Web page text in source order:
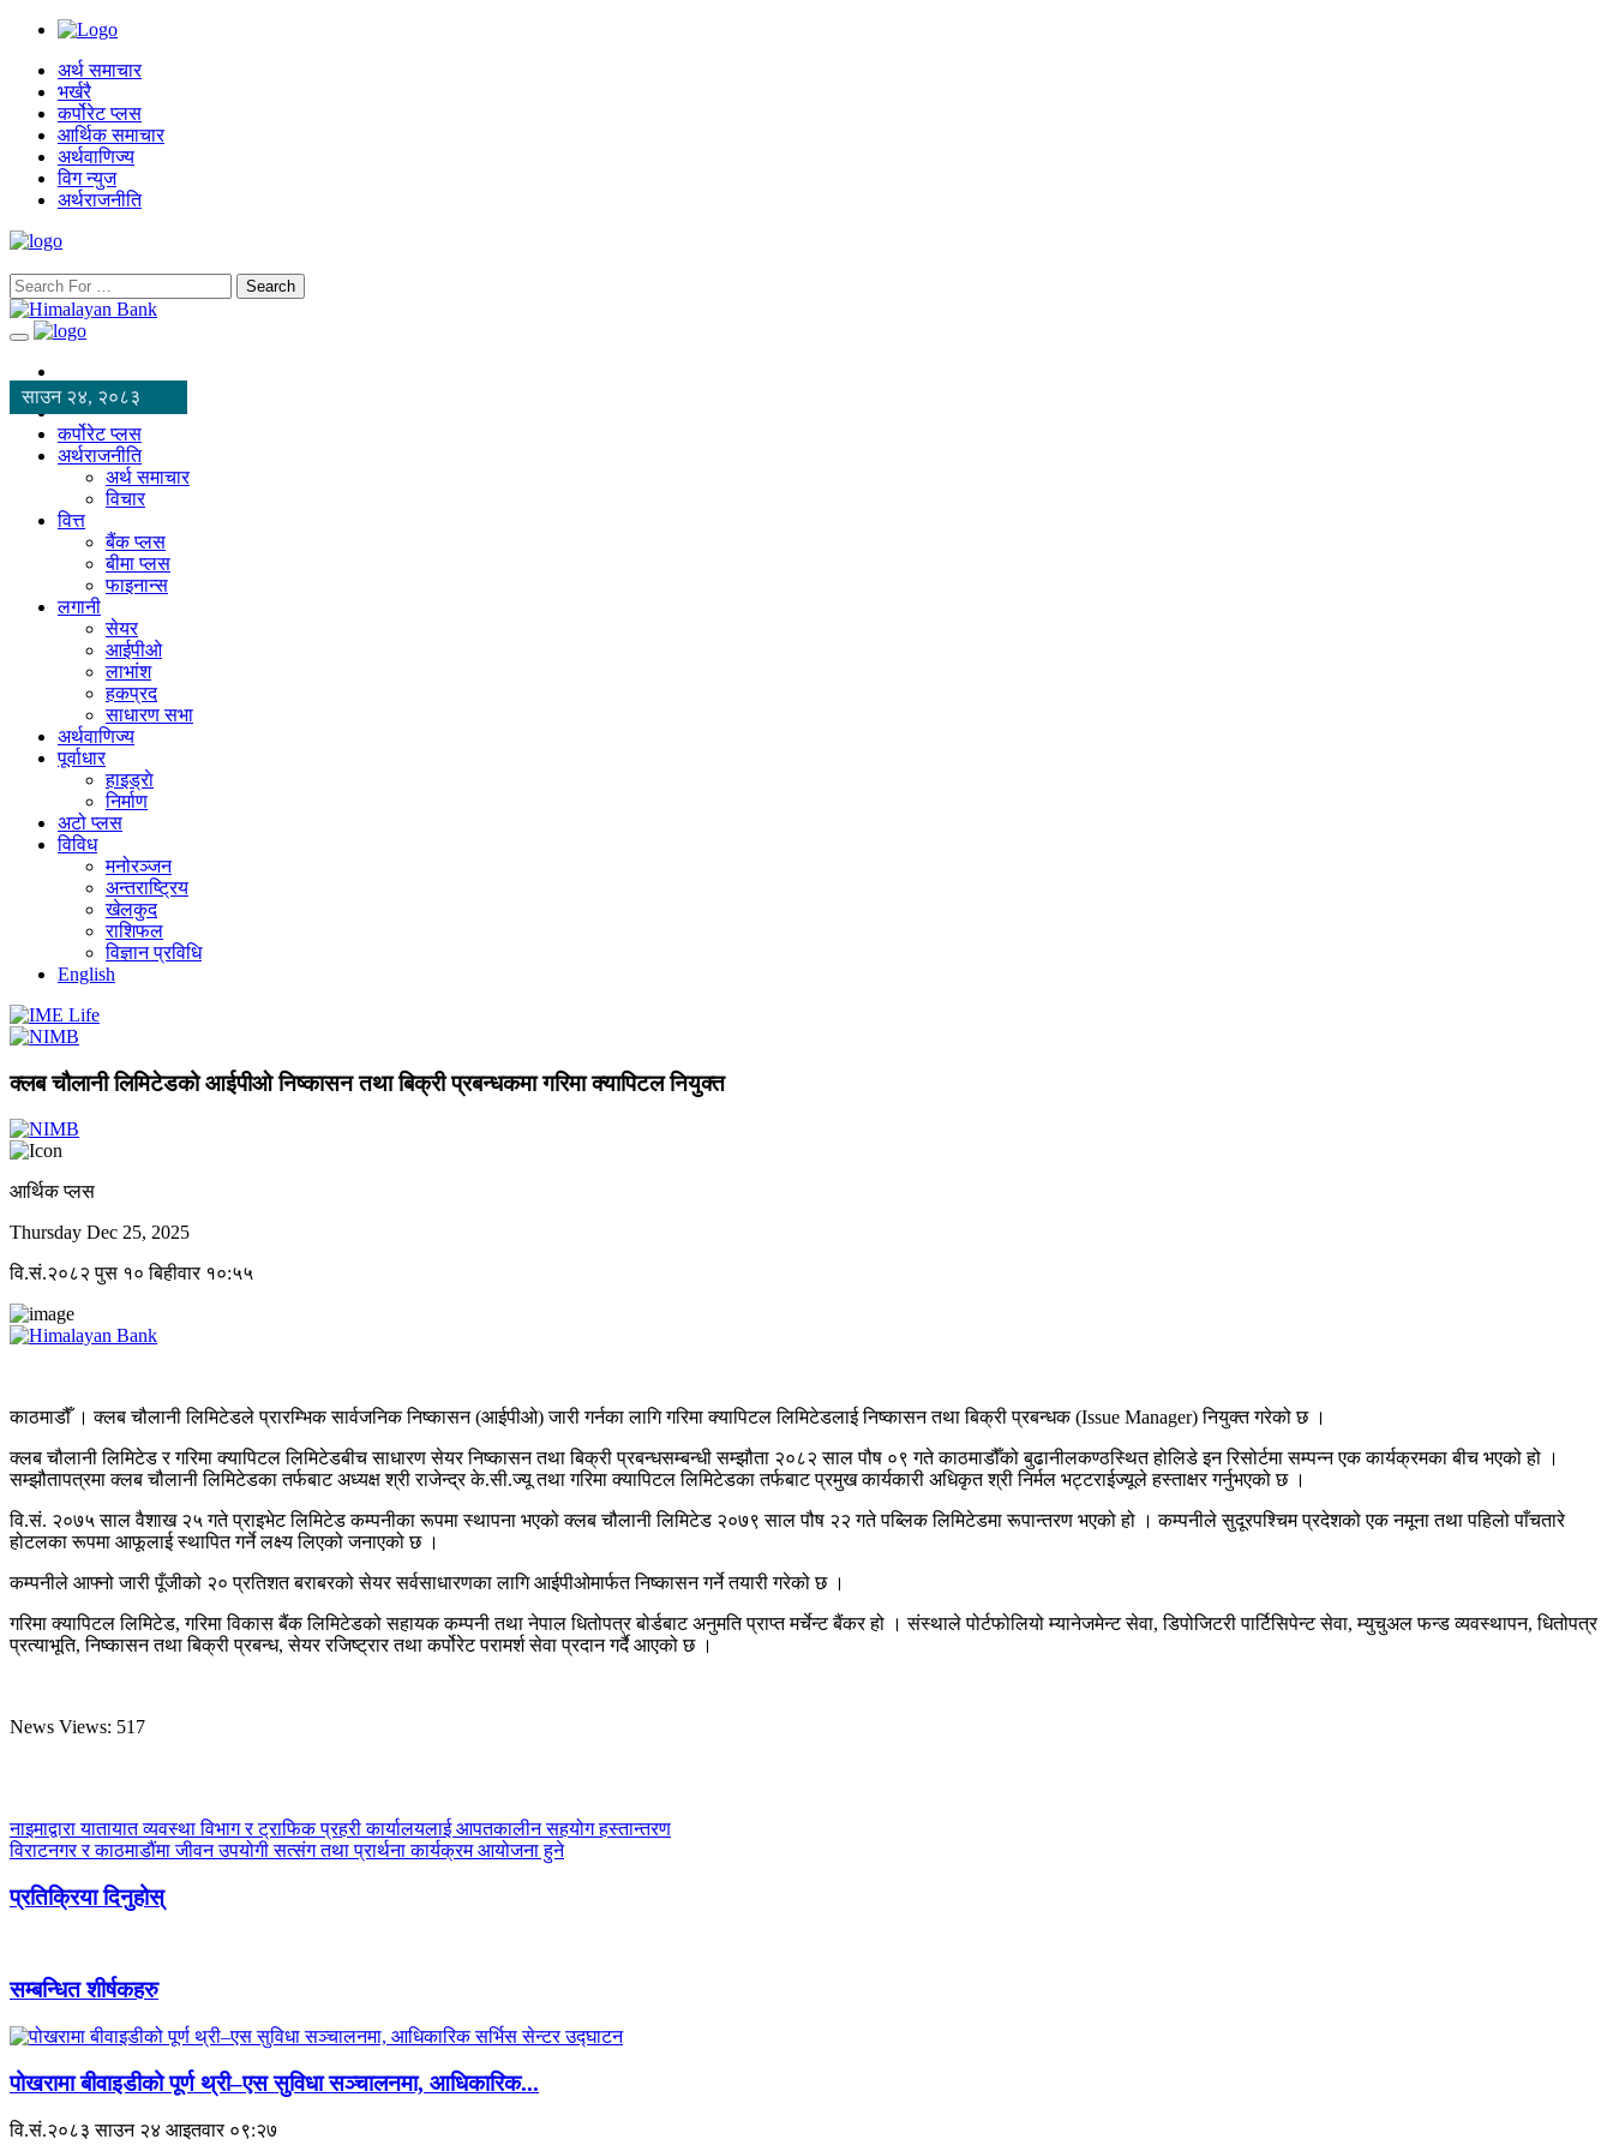
अर्थ समाचार
भर्खरै
कर्पोरेट प्लस
आर्थिक समाचार
अर्थवाणिज्य
विग न्युज
अर्थराजनीति
Search
साउन २४, २०८३
कर्पोरेट प्लस
अर्थराजनीति
अर्थ समाचार
विचार
वित्त
बैंक प्लस
बीमा प्लस
फाइनान्स
लगानी
सेयर
आईपीओ
लाभांश
हकप्रद
साधारण सभा
अर्थवाणिज्य
पूर्वाधार
हाइड्राे
निर्माण
अटो प्लस
विविध
मनोरञ्जन
अन्तराष्ट्रिय
खेलकुद
राशिफल
विज्ञान प्रविधि
English
क्लब चौलानी लिमिटेडको आईपीओ निष्कासन तथा बिक्री प्रबन्धकमा गरिमा क्यापिटल नियुक्त
आर्थिक प्लस
Thursday Dec 25, 2025
वि.सं.२०८२ पुस १० बिहीवार १०:५५
काठमाडौँ । क्लब चौलानी लिमिटेडले प्रारम्भिक सार्वजनिक निष्कासन (आईपीओ) जारी गर्नका लागि गरिमा क्यापिटल लिमिटेडलाई निष्कासन तथा बिक्री प्रबन्धक (Issue Manager) नियुक्त गरेको छ ।
क्लब चौलानी लिमिटेड र गरिमा क्यापिटल लिमिटेडबीच साधारण सेयर निष्कासन तथा बिक्री प्रबन्धसम्बन्धी सम्झौता २०८२ साल पौष ०९ गते काठमाडौँको बुढानीलकण्ठस्थित होलिडे इन रिसोर्टमा सम्पन्न एक कार्यक्रमका बीच भएको हो ।
सम्झौतापत्रमा क्लब चौलानी लिमिटेडका तर्फबाट अध्यक्ष श्री राजेन्द्र के.सी.ज्यू तथा गरिमा क्यापिटल लिमिटेडका तर्फबाट प्रमुख कार्यकारी अधिकृत श्री निर्मल भट्टराईज्यूले हस्ताक्षर गर्नुभएको छ ।
वि.सं. २०७५ साल वैशाख २५ गते प्राइभेट लिमिटेड कम्पनीका रूपमा स्थापना भएको क्लब चौलानी लिमिटेड २०७९ साल पौष २२ गते पब्लिक लिमिटेडमा रूपान्तरण भएको हो । कम्पनीले सुदूरपश्चिम प्रदेशको एक नमूना तथा पहिलो पाँचतारे
होटलका रूपमा आफूलाई स्थापित गर्ने लक्ष्य लिएको जनाएको छ ।
कम्पनीले आफ्नो जारी पूँजीको २० प्रतिशत बराबरको सेयर सर्वसाधारणका लागि आईपीओमार्फत निष्कासन गर्ने तयारी गरेको छ ।
गरिमा क्यापिटल लिमिटेड, गरिमा विकास बैंक लिमिटेडको सहायक कम्पनी तथा नेपाल धितोपत्र बोर्डबाट अनुमति प्राप्त मर्चेन्ट बैंकर हो । संस्थाले पोर्टफोलियो म्यानेजमेन्ट सेवा, डिपोजिटरी पार्टिसिपेन्ट सेवा, म्युचुअल फन्ड व्यवस्थापन, धितोपत्र
प्रत्याभूति, निष्कासन तथा बिक्री प्रबन्ध, सेयर रजिष्ट्रार तथा कर्पोरेट परामर्श सेवा प्रदान गर्दै आएको छ ।
News Views: 517
नाइमाद्वारा यातायात व्यवस्था विभाग र ट्राफिक प्रहरी कार्यालयलाई आपतकालीन सहयोग हस्तान्तरण
विराटनगर र काठमाडौंमा जीवन उपयोगी सत्संग तथा प्रार्थना कार्यक्रम आयोजना हुने
प्रतिक्रिया दिनुहोस्
सम्बन्धित शीर्षकहरु
पोखरामा बीवाइडीको पूर्ण थ्री–एस सुविधा सञ्चालनमा, आधिकारिक...
वि.सं.२०८३ साउन २४ आइतवार ०९:२७